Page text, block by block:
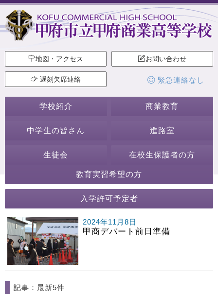
地図・アクセス お問い合わせ
遅刻欠席連絡 緊急連絡なし
学校紹介 商業教育
中学生の皆さん 進路室
生徒会 在校生保護者の方
教育実習希望の方
入学許可予定者
2024年11月8日
甲商デパート前日準備
記事：最新5件